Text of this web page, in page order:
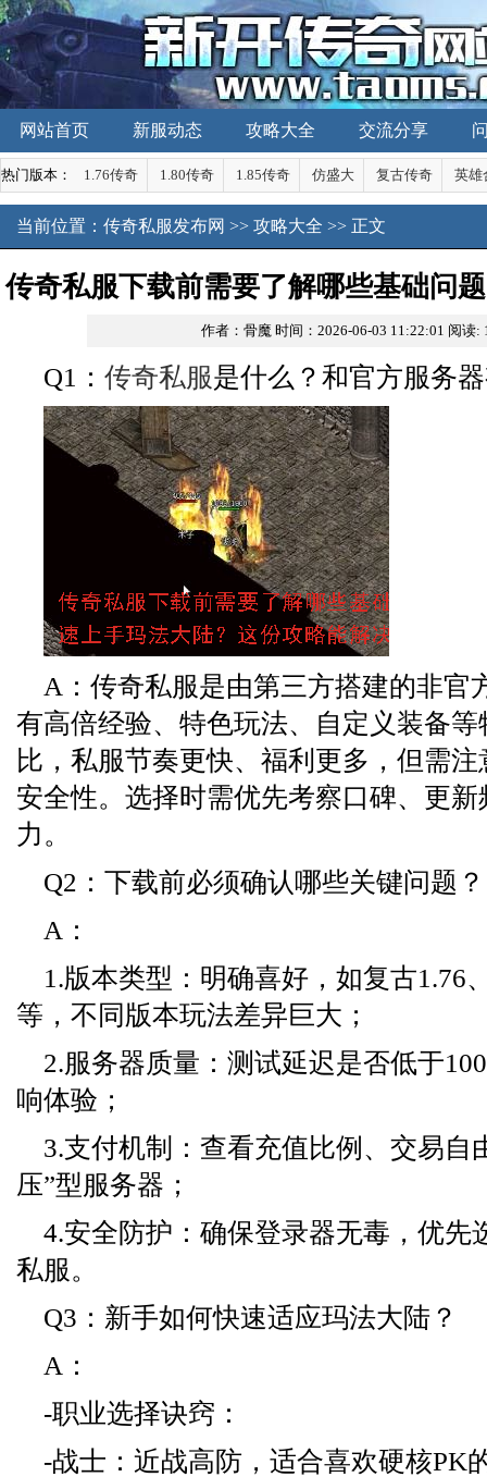
网站首页 新服动态 攻略大全 交流分享
热门版本： 1.76传奇 1.80传奇 1.85传奇 仿盛大 复古传奇 英雄
当前位置： 传奇私服发布网 >> 攻略大全 >> 正文
传奇私服下载前需要了解哪些基础问
手玛法大陆？这份攻略能解决你
作者：骨魔 时间：2026-06-03 11:22:01 阅读:
Q1： 传奇私服是什么？和官方服务
A：传奇私服是由第三方搭建的非官
有高倍经验、特色玩法、自定义装备
比，私服节奏更快、福利更多，但需
安全性。选择时需优先考察口碑、更
力。
Q2：下载前必须确认哪些关键问题？
A：
1.版本类型：明确喜好，如复古1.76
等，不同版本玩法差异巨大；
2.服务器质量：测试延迟是否低于
响体验；
3.支付机制：查看充值比例、交易自
压”型服务器；
4.安全防护：确保登录器无毒，优先
私服。
Q3：新手如何快速适应玛法大陆？
A：
-职业选择诀窍：
-战士：近战高防，适合喜欢硬核PK